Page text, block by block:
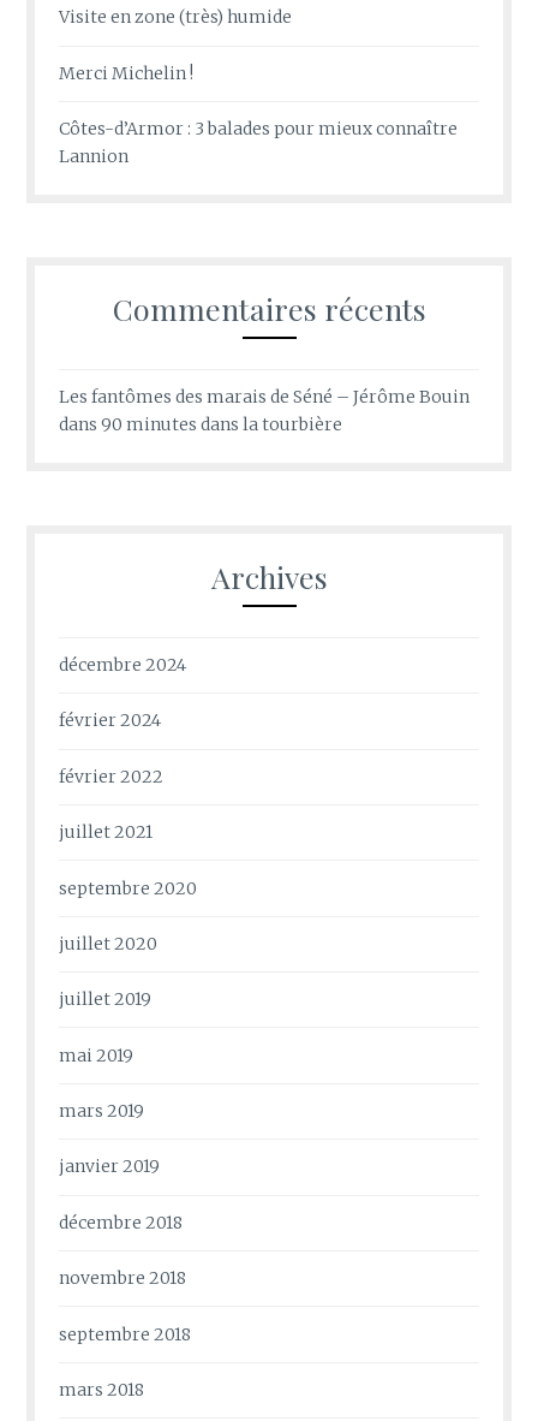
Visite en zone (très) humide
Merci Michelin !
Côtes-d’Armor : 3 balades pour mieux connaître
Lannion
Commentaires récents
Les fantômes des marais de Séné – Jérôme Bouin
dans90 minutes dans la tourbière
Archives
décembre 2024
février 2024
février 2022
juillet 2021
septembre 2020
juillet 2020
juillet 2019
mai 2019
mars 2019
janvier 2019
décembre 2018
novembre 2018
septembre 2018
mars 2018